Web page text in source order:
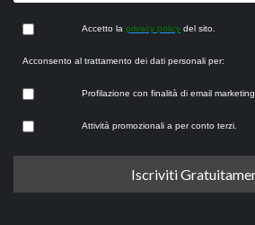
Accetto la privacy policy del sito.
Acconsento al trattamento dei dati personali per:
Profilazione con finalità di email marketing.
Attività promozionali a per conto terzi.